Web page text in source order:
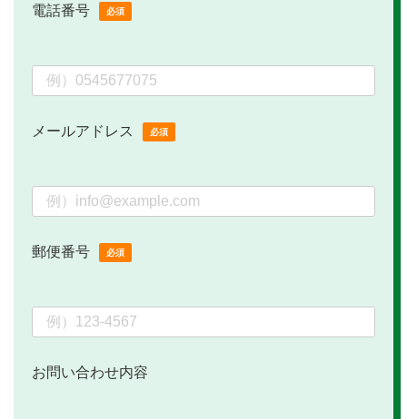
電話番号 必須
メールアドレス 必須
郵便番号 必須
お問い合わせ内容